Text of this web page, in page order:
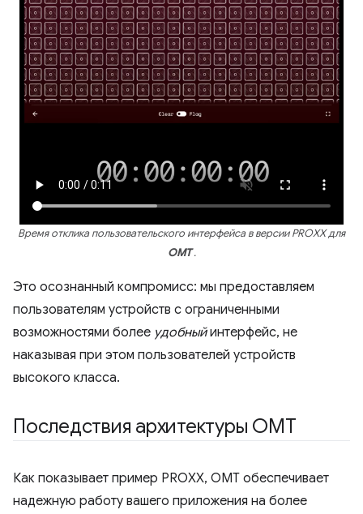
Время отклика пользовательского интерфейса в версии PROXX для
OMT.
Это осознанный компромисс: мы предоставляем
пользователям устройств с ограниченными
возможностями более удобныйинтерфейс, не
наказывая при этом пользователей устройств
высокого класса.
Последствия архитектуры OMT
Как показывает пример PROXX, OMT обеспечивает
надежную работу вашего приложения на более